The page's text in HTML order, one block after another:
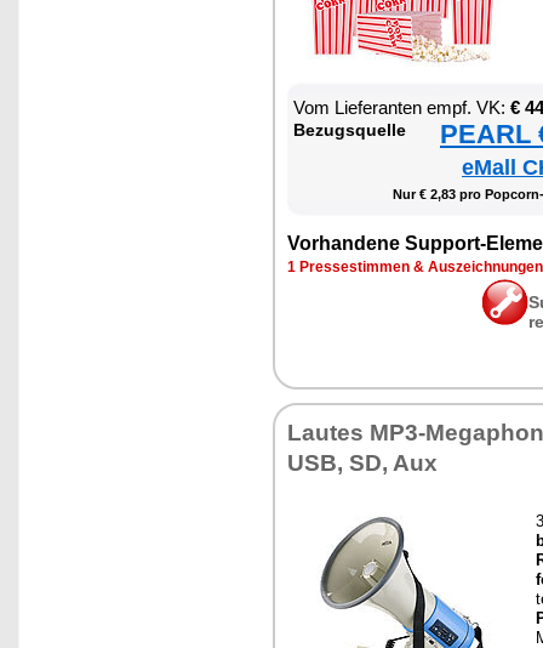
Vom Lie­fe­ran­ten empf. VK: €
Be­zugs­quel­le PEARL
eMall
Nur € 2,83 pro
Vor­han­de­ne Sup­port-
1 Pres­se­stim­men & Aus­zeich­nun­gen
Lau­tes MP3-
USB, SD, Aux